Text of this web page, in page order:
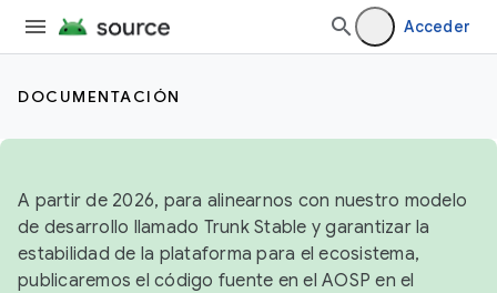
Acceder
DOCUMENTACIÓN
A partir de 2026, para alinearnos con nuestro modelo
de desarrollo llamado Trunk Stable y garantizar la
estabilidad de la plataforma para el ecosistema,
publicaremos el código fuente en el AOSP en el